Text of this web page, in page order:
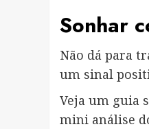
Sonhar
Não dá para
um sinal
Veja um guia
mini análise